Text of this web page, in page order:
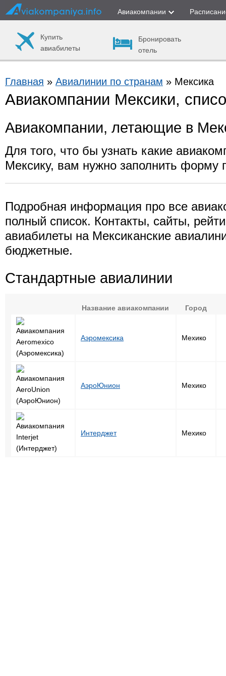
Авиакомпании
Купить
авиабилеты
Бронировать
отель
Главная » Авиалинии по странам » Мексика
Авиакомпании Мексики,
Авиакомпании, летающие в
Для того, что бы узнать какие
Мексику, вам нужно заполнить форму
Подробная информация про все
полный список. Контакты, сайты,
авиабилеты на Мексиканские
бюджетные.
Стандартные авиалинии
Название авиакомпании Город
Аэромексика Мехико
АэроЮнион Мехико
Интерджет Мехико